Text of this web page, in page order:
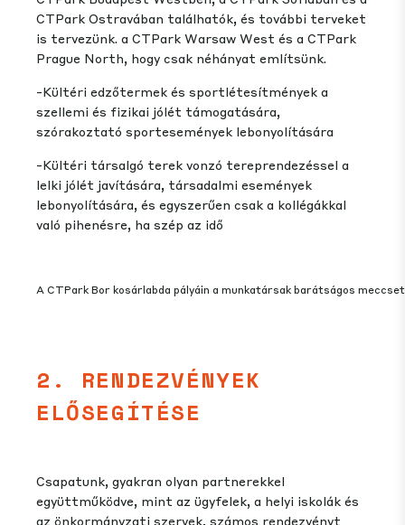
CTPark Ostravában találhatók, és további terveket
is tervezünk. a CTPark Warsaw West és a CTPark
Prague North, hogy csak néhányat említsünk.
-Kültéri edzőtermek és sportlétesítmények a
szellemi és fizikai jólét támogatására,
szórakoztató sportesemények lebonyolítására
-Kültéri társalgó terek vonzó tereprendezéssel a
lelki jólét javítására, társadalmi események
lebonyolítására, és egyszerűen csak a kollégákkal
való pihenésre, ha szép az idő
A CTPark Bor kosárlabda pályáin a munkatársak barátságos
2. RENDEZVÉNYEK
ELŐSEGÍTÉSE
Csapatunk, gyakran olyan partnerekkel
együttműködve, mint az ügyfelek, a helyi iskolák és
az önkormányzati szervek, számos rendezvényt